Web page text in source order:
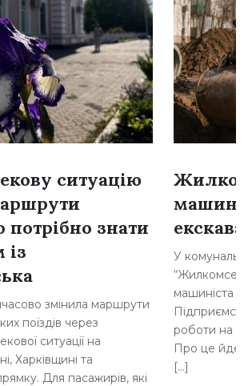
ситуацію
потрібно знати
змінила маршрути
поїздів через
ситуації на
Харківщині та
Для пасажирів, які
У
машиніста
роботи на
Про це
[…]